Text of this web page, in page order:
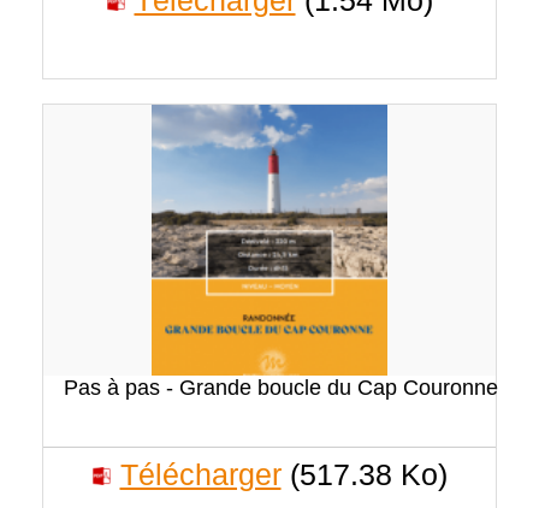
Pas à pas - Grande boucle du Cap Couronne
Télécharger (517.38 Ko)